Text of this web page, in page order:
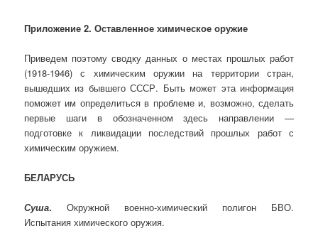
Приложение 2. Оставленное химическое оружие
Приведем поэтому сводку данных о местах прошлых работ
(1918-1946) с химическим оружии на территории стран,
вышедших из бывшего СССР. Быть может эта информация
поможет им определиться в проблеме и, возможно, сделать
первые шаги в обозначенном здесь направлении —
подготовке к ликвидации последствий прошлых работ с
химическим оружием.
БЕЛАРУСЬ
Суша. Окружной военно-химический полигон БВО.
Испытания химического оружия.